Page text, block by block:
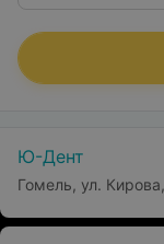
Ю-Дент
Гомель, ул.